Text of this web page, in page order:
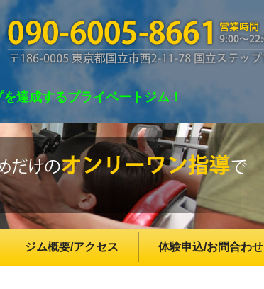
ルジム RADIA(ラディア)国立
達成するプライベートジム！
ジム概要/アクセス 体験申込/お問合わせ